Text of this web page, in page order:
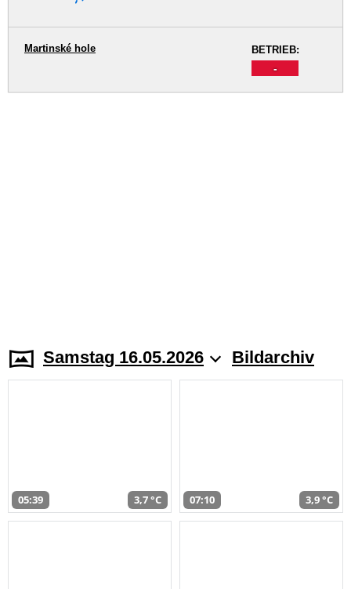
BETRIEB:
-
Martinské hole
Samstag 16.05.2026 Bildarchiv
05:39 3,7 °C 07:10 3,9 °C